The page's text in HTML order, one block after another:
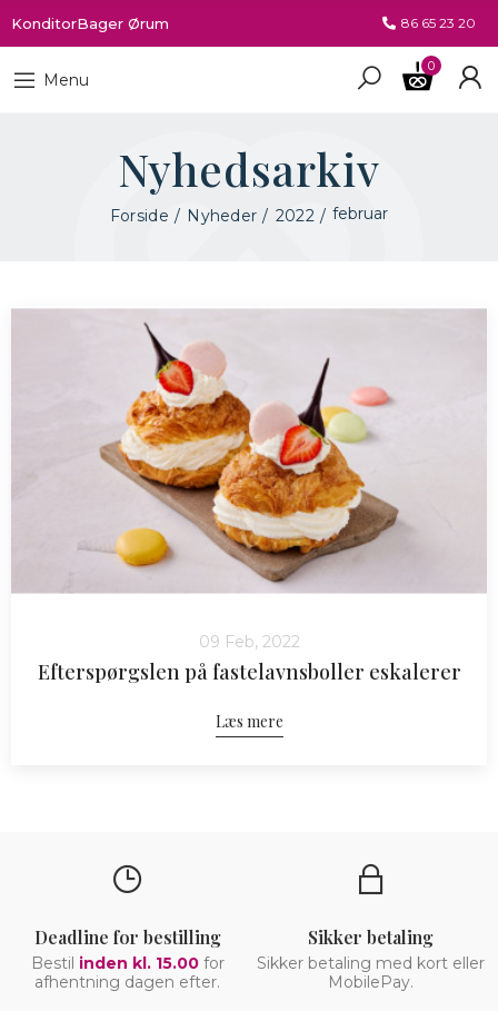
KonditorBager Ørum 86 65 23 20
Menu
0
Nyhedsarkiv
Forside Nyheder 2022 februar
09 Feb, 2022
Efterspørgslen på fastelavnsboller eskalerer
Læs mere
Deadline for bestilling
Bestil inden kl. 15.00for
afhentning dagen efter.
Sikker betaling
Sikker betaling med kort eller
MobilePay.